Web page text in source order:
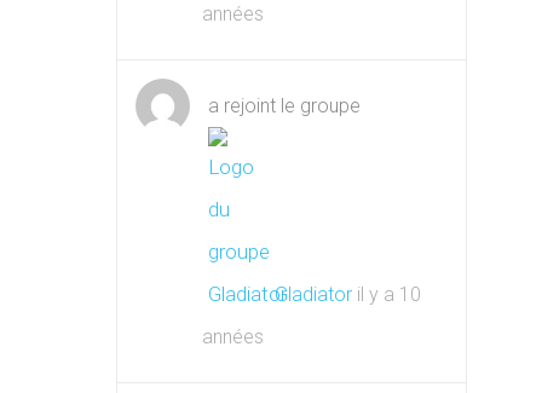
années
a rejoint le groupe
Gladiator il y a 10
années